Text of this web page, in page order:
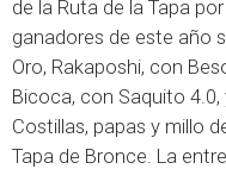
de la Ruta de la Tapa
ganadores de este año
Oro, Rakaposhi, con
Bicoca, con Saquito
Costillas, papas y millo
Tapa de Bronce. La